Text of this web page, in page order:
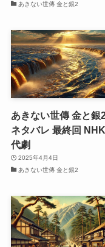
あきない世傳 金と銀2
あきない世傳 金と銀
ネタバレ 最終回
代劇
2025年4月4日
あきない世傳 金と銀2